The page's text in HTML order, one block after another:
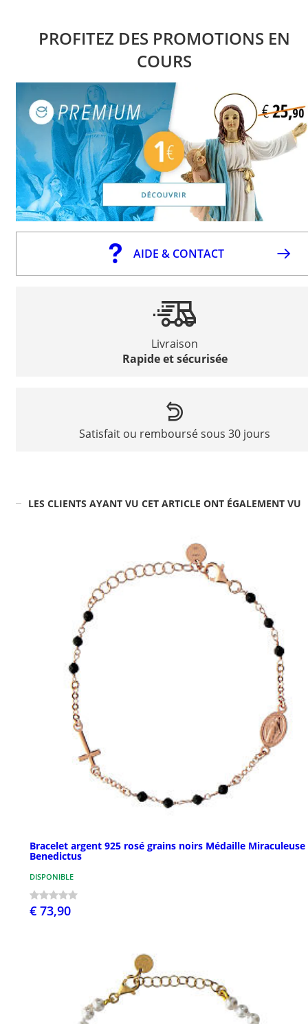
PROFITEZ DES PROMOTIONS EN
COURS
AIDE & CONTACT
Livraison
Rapide et sécurisée
Satisfait ou remboursé sous 30 jours
LES CLIENTS AYANT VU CET ARTICLE ONT ÉGALEMENT VU
Bracelet argent 925 rosé grains noirs Médaille Miraculeuse
Benedictus
DISPONIBLE
€ 73,90